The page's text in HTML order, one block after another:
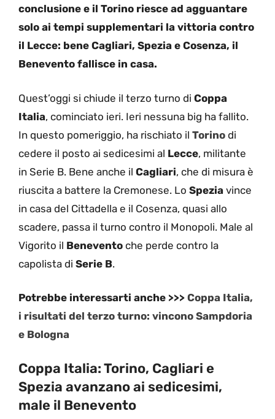
conclusione e il Torino riesce ad agguantare
solo ai tempi supplementari la vittoria contro
il Lecce: bene Cagliari, Spezia e Cosenza, il
Benevento fallisce in casa.
Quest’oggi si chiude il terzo turno di Coppa
Italia, cominciato ieri. Ieri nessuna big ha fallito.
In questo pomeriggio, ha rischiato il Torino di
cedere il posto ai sedicesimi al Lecce, militante
in Serie B. Bene anche il Cagliari, che di misura è
riuscita a battere la Cremonese. Lo Spezia vince
in casa del Cittadella e il Cosenza, quasi allo
scadere, passa il turno contro il Monopoli. Male al
Vigorito il Benevento che perde contro la
capolista di Serie B.
Potrebbe interessarti anche >>> Coppa Italia,
i risultati del terzo turno: vincono Sampdoria
e Bologna
Coppa Italia: Torino, Cagliari e
Spezia avanzano ai sedicesimi,
male il Benevento